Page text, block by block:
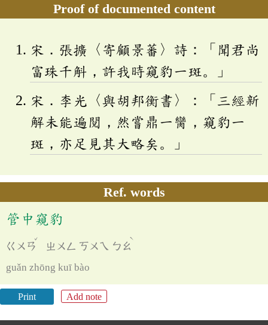
Proof of documented content
宋．張擴〈寄顧景蕃〉詩：「聞君尚
富珠千斛，許我時窺豹一斑。」
宋．李光〈與胡邦衡書〉：「三經新
解未能遍閱，然嘗鼎一臠，窺豹一
斑，亦足見其大略矣。」
Ref. words
管中窺豹
ㄍㄨㄢ
ˇ
ㄓㄨㄥ ㄎㄨㄟ ㄅㄠ
ˋ
guǎn zhōng kuī bào
Print Add note